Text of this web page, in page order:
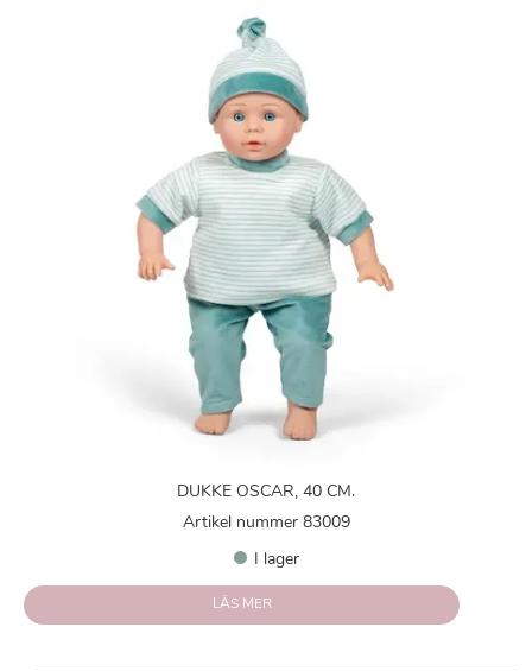
DUKKE OSCAR, 40 CM.
Artikel nummer 83009
I lager
LÄS MER